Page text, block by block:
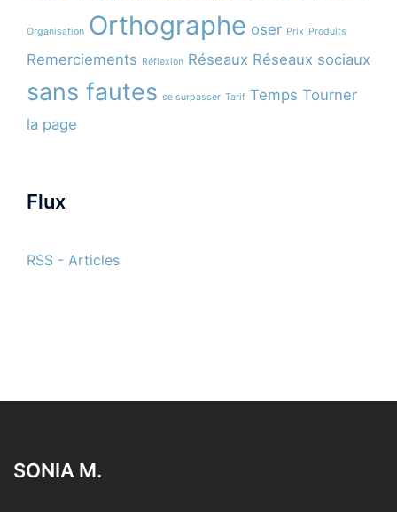
Organisation Orthographe oser Prix Produits
Remerciements Réflexion Réseaux Réseaux sociaux
sans fautes se surpasser Tarif Temps Tourner
la page
Flux
RSS - Articles
SONIA M.